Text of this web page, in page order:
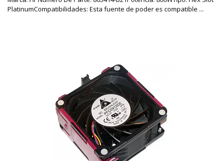
PlatinumCompatibilidades: Esta fuente de poder es compatible ...